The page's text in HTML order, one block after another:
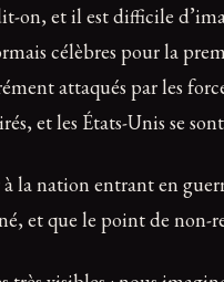
on, et il est difficile
célèbres pour la
attaqués par les
et les États-Unis se
la nation entrant en
et que le point de non-